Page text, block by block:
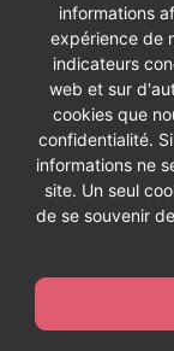
informations
expérience de
indicateurs
web et sur
cookies que
confidentialité.
informations ne
site. Un seul
de se souvenir
Ces 22
enfants,
tout âge.
C’est la